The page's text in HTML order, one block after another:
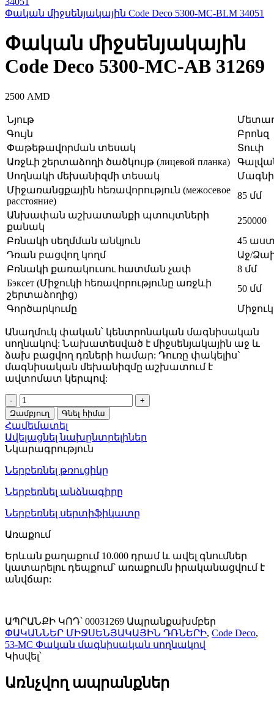
Փական միջսենյակային Code Deco 5300-MC-BLM 34051
Փական միջսենյակային
Code Deco 5300-MC-AB 31269
2500 AMD
Նյութ
Գույն
Բրոնզ
Փաթեթավորման տեսակ
Տուփ
Առջևի շերտաձողի ծածկույթ (лицевой планка)
Սողնակի մեխանիզմի տեսակ
Միջառանցքային հեռավորություն (межосевое
расстояние)
85 մմ
Անխափան աշխատանքի պտույտների
քանակ
250000
Բռնակի սեղմման անկյուն
45
Դռան բացվող կողմ
Աջ/
Բռնակի քառակուսու հատման չափ
8 մմ
Бэксет (Միջուկի հեռավորությունը առջևի
շերտաձողից)
50 մմ
Գործարկումը
Անաղմուկ փական՝ կենտրոնական մագնիսական
սողնակով: Նախատեսված է միջսենյակային աջ և
ձախ բացվող դռների համար: Դուռը փակելիս`
մագնիսական մեխանիզմը աշխատում է
ավտոմատ կերպով:
Փական
միջսենյակային
Code
Deco
5300-
MC-
AB
31269
quantity
Զամբյուղ Գնել հիմա
Համեմատել
Ավելացնել նախընտրելիներ
Նկարագրություն
Ներբեռնել թռուցիկը
Ներբեռնել անձնագիրը
Ներբեռնել սերտիֆիկատը
Առաքում
Երևան քաղաքում 10.000 դրամ և ավել գնումներ
կատարելու դեպքում՝ առաքումն իրականացվում է
անվճար:
ԱՊՐԱՆՔԻ ԿՈԴ՝ 00031269 Ապրանքախմբեր
ՓԱԿԱՆՆԵՐ ՄԻՋՍԵՆՅԱԿԱՅԻՆ ԴՌՆԵՐԻ, Code Deco,
53-MC Փական մագնիսական սողնակով
Կիսվել՝
Առնչվող ապրանքներ